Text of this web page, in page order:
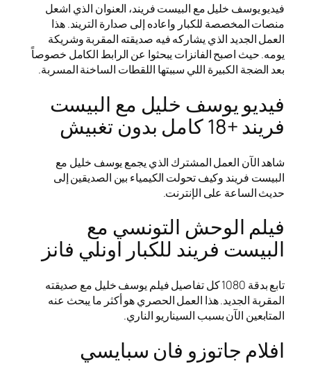
فيديو يوسف خليل مع البيست فريند، العنوان الذي اشعل
منصات المخصصة للكبار واعاده إلى صدارة التريند. هذا
العمل الجديد الذي يشاركه فيه صديقته المقربة وشريكة
يومه. حيث اصبح الفانزات يبحثوا عن الرابط الكامل خصوصاً
بعد الضجة الكبيرة اللي سببتها اللقطات الساخنة المسربة.
فيديو يوسف خليل مع البيست
فريند +18 كامل بدون تغبيش
شاهد الآن العمل المشترك الذي يجمع يوسف خليل مع
البيست فريند وكيف تحولت الكيمياء بين الصديقين إلى
حديث الساعة على الإنترنت.
فيلم الوحش التونسي مع
البيست فريند للكبار اونلي فانز
تابع بدقة 1080 كل تفاصيل فيلم يوسف خليل مع صديقته
المقربة الجديد. هذا العمل الحصري هو أكثر ما يبحث عنه
المتابعين الآن بسبب السيناريو الناري.
افلام جاتوزو فان سبايسي